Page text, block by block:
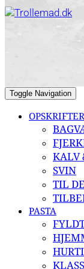
content
Toggle Navigation
OPSKRIFTER
KALV
SVIN
TIL
PASTA